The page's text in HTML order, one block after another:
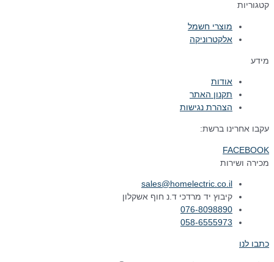
קטגוריות
מוצרי חשמל
אלקטרוניקה
מידע
אודות
תקנון האתר
הצהרת נגישות
עקבו אחרינו ברשת:
FACEBOOK
מכירה ושירות
sales@homelectric.co.il
קיבוץ יד מרדכי ד.נ חוף אשקלון
076-8098890
058-6555973
כתבו לנו